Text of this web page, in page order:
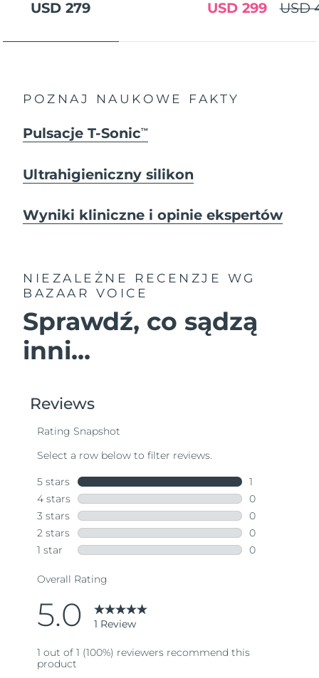
USD 279 USD
USD 299
POZNAJ NAUKOWE FAKTY
Pulsacje T-SonicTM
Ultrahigieniczny silikon
Wyniki kliniczne i opinie ekspertów
NIEZALEŻNE RECENZJE
WG
BAZAAR VOICE
Sprawdź, co sądzą
inni...